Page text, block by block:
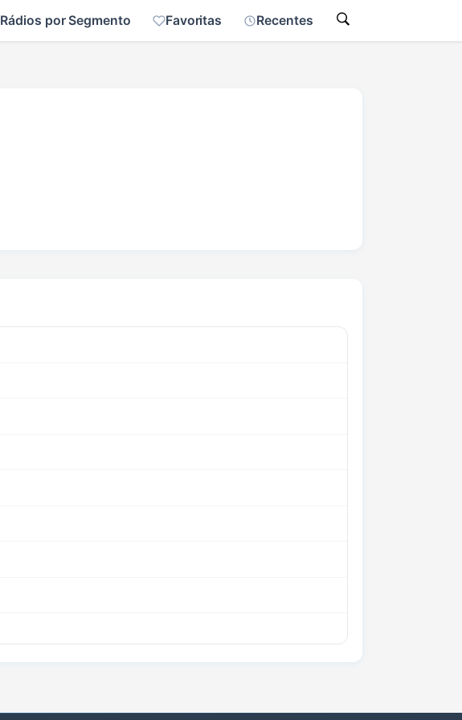
Rádios por Segmento Favoritas Recentes